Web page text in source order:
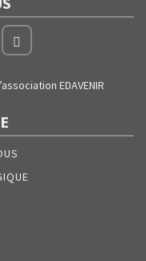
EDAVENIR